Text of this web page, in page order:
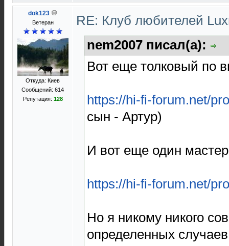
dok123
Ветеран
Откуда: Киев
Сообщений: 614
Репутация: 128
RE: Клуб любителей
nem2007 писал(а):
Вот еще толковый по
https://hi-fi-forum.net/
сын - Артур)
И вот еще один мастер
https://hi-fi-forum.net/
Но я никому никого
определенных